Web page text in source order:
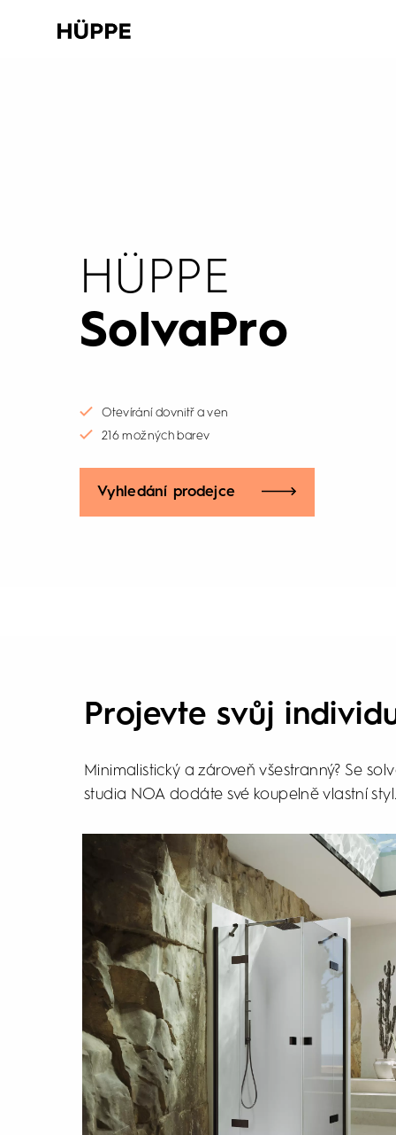
HÜPPE
SolvaPro
Otevírání dovnitř a ven
216 možných barev
Vyhledání prodejce
Projevte svůj
Minimalistický a zároveň všestranný? Se
studia NOA dodáte své koupelně vlastní